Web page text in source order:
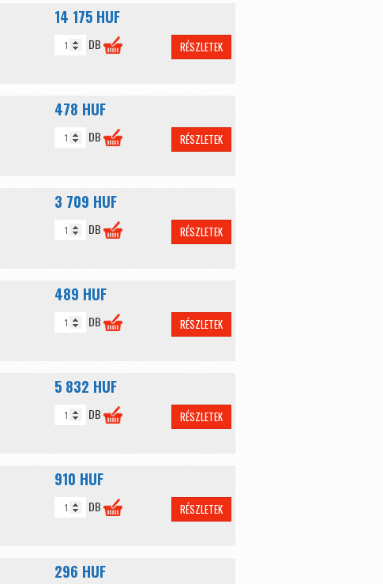
14 175 HUF
DB RÉSZLETEK
478 HUF
DB RÉSZLETEK
3 709 HUF
DB RÉSZLETEK
489 HUF
DB RÉSZLETEK
5 832 HUF
DB RÉSZLETEK
910 HUF
DB RÉSZLETEK
296 HUF